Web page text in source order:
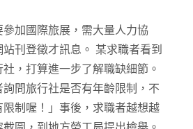
加國際旅展，需大量人力協
刊登徵才訊息。 某求職者看到
，打算進一步了解職缺細節。
問旅行社是否有年齡限制，不
制喔！」事後，求職者越想越